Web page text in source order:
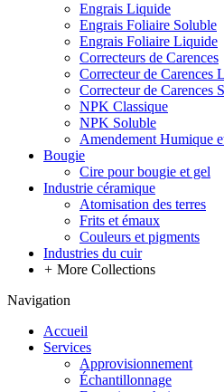
Engrais Liquide
Engrais Foliaire Soluble
Engrais Foliaire Liquide
Correcteurs de Carences
Correcteur de Carences
Correcteur de Carences
NPK Classique
NPK Soluble
Amendement Humique
Bougie
Cire pour bougie et gel
Industrie céramique
Atomisation des terres
Frits et émaux
Couleurs et pigments
Industries du cuir
+ More Collections
Navigation
Accueil
Services
Approvisionnement
Échantillonnage